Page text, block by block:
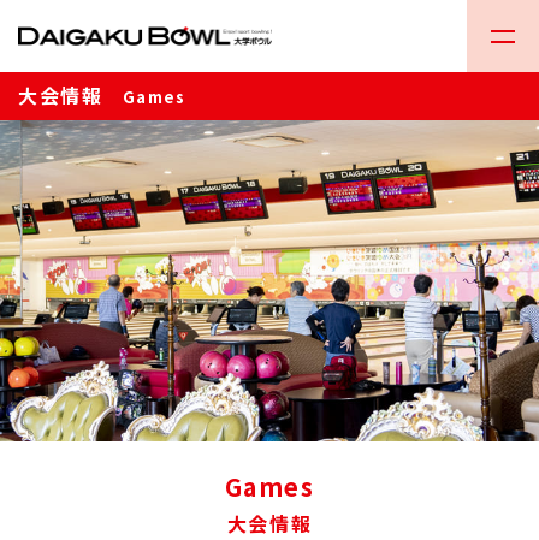
大会情報 Games
Games
大会情報